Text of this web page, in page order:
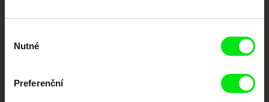
souhlasu
Nutné
Preferenční
festivalů dokumentárního filmu sdružených do Doc Alliance. Naším cílem je
posouvat hranice dokumentárního filmu, propagovat jeho rozmanitost a